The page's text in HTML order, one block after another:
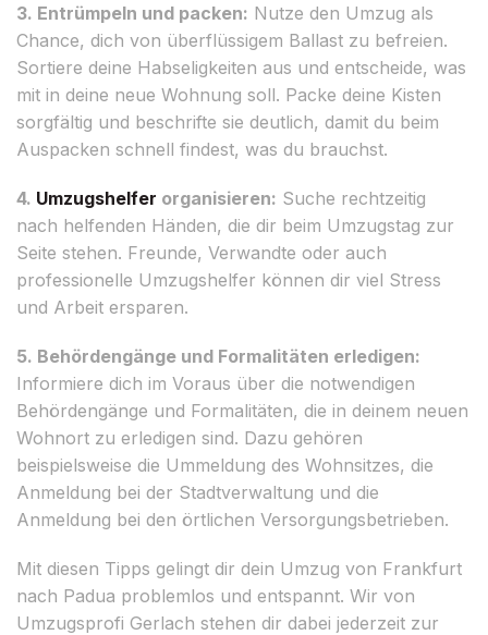
3. Entrümpeln und packen: Nutze den Umzug als
Chance, dich von überflüssigem Ballast zu befreien.
Sortiere deine Habseligkeiten aus und entscheide, was
mit in deine neue Wohnung soll. Packe deine Kisten
sorgfältig und beschrifte sie deutlich, damit du beim
Auspacken schnell findest, was du brauchst.
4. Umzugshelfer organisieren: Suche rechtzeitig
nach helfenden Händen, die dir beim Umzugstag zur
Seite stehen. Freunde, Verwandte oder auch
professionelle Umzugshelfer können dir viel Stress
und Arbeit ersparen.
5. Behördengänge und Formalitäten erledigen:
Informiere dich im Voraus über die notwendigen
Behördengänge und Formalitäten, die in deinem neuen
Wohnort zu erledigen sind. Dazu gehören
beispielsweise die Ummeldung des Wohnsitzes, die
Anmeldung bei der Stadtverwaltung und die
Anmeldung bei den örtlichen Versorgungsbetrieben.
Mit diesen Tipps gelingt dir dein Umzug von Frankfurt
nach Padua problemlos und entspannt. Wir von
Umzugsprofi Gerlach stehen dir dabei jederzeit zur